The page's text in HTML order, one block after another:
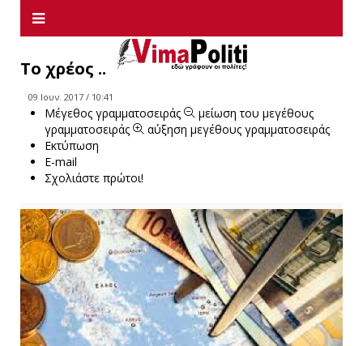
Το χρέος ..
09 Ιουν. 2017 / 10:41
Μέγεθος γραμματοσειράς
μείωση του μεγέθους
γραμματοσειράς
αύξηση μεγέθους γραμματοσειράς
Εκτύπωση
E-mail
Σχολιάστε πρώτοι!